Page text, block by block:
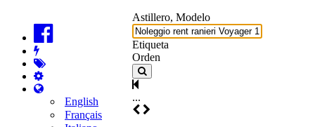
English
Français
Astillero, Modelo
Etiqueta
Orden
...